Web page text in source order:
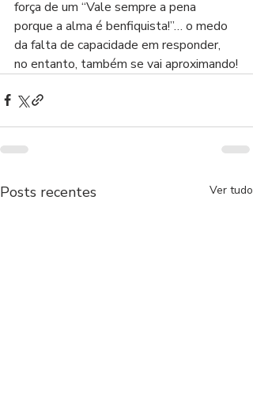
força de um “Vale sempre a pena
porque a alma é benfiquista!”… o medo
da falta de capacidade em responder,
no entanto, também se vai aproximando!
Posts recentes Ver tudo